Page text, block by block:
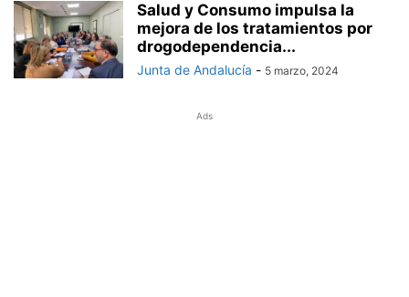
Salud y Consumo impulsa la
mejora de los tratamientos por
drogodependencia...
Junta de Andalucía - 5 marzo, 2024
Ads